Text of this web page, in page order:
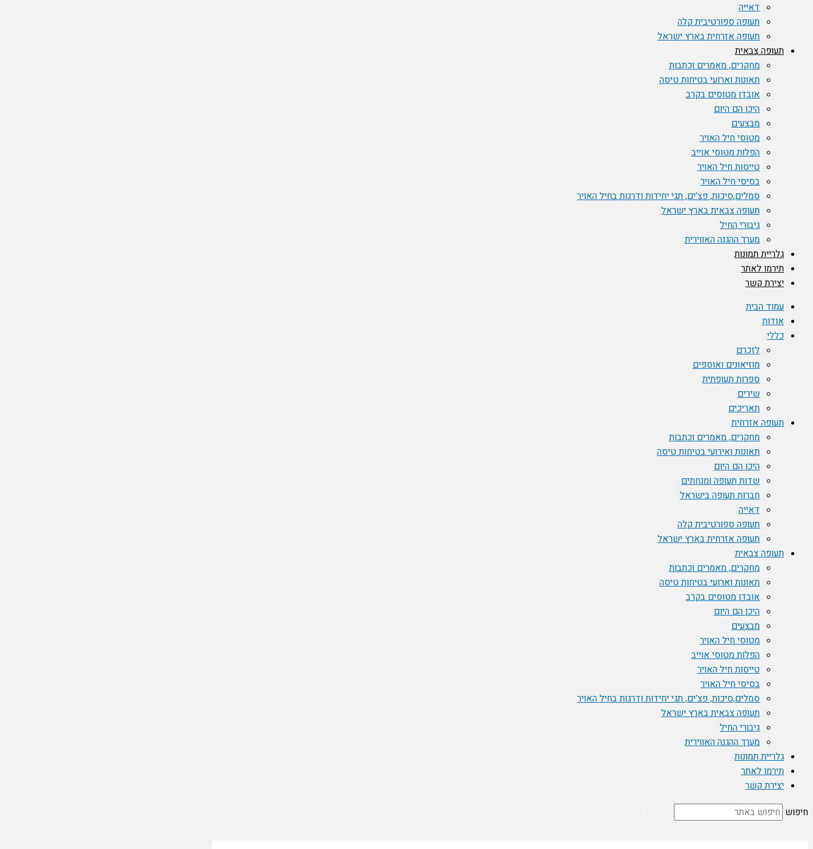
דאייה
תעופה ספורטיבית קלה
תעופה אזרחית בארץ ישראל
תעופה צבאית
מחקרים, מאמרים וכתבות
תאונות וארועי בטיחות טיסה
אובדן מטוסים בקרב
היכן הם היום
מבצעים
מטוסי חיל האויר
הפלות מטוסי אוייב
טייסות חיל האויר
בסיסי חיל האויר
סמלים,סיכות, פצ'ים, תגי יחידות ודרגות בחיל האויר
תעופה צבאית בארץ ישראל
גיבורי החיל
מערך ההגנה האווירית
גלריית תמונות
תירמו לאתר
יצירת קשר
עמוד הבית
אודות
כללי
לזכרם
מוזיאונים ואוספים
ספרות תעופתית
שירים
תאריכים
תעופה אזרחית
מחקרים, מאמרים וכתבות
תאונות ואירועי בטיחות טיסה
היכן הם היום
שדות תעופה ומנחתים
חברות תעופה בישראל
דאייה
תעופה ספורטיבית קלה
תעופה אזרחית בארץ ישראל
תעופה צבאית
מחקרים, מאמרים וכתבות
תאונות וארועי בטיחות טיסה
אובדן מטוסים בקרב
היכן הם היום
מבצעים
מטוסי חיל האויר
הפלות מטוסי אוייב
טייסות חיל האויר
בסיסי חיל האויר
סמלים,סיכות, פצ'ים, תגי יחידות ודרגות בחיל האויר
תעופה צבאית בארץ ישראל
גיבורי החיל
מערך ההגנה האווירית
גלריית תמונות
תירמו לאתר
יצירת קשר
חיפוש